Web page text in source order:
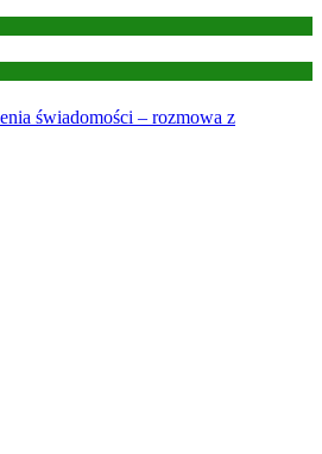
świadomości – rozmowa z